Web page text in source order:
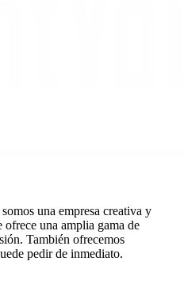
una empresa creativa y
una amplia gama de
También ofrecemos
pedir de inmediato.